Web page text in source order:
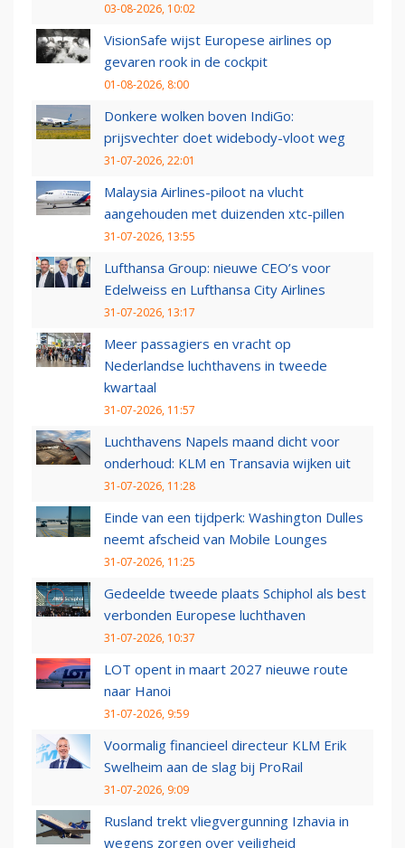
03-08-2026, 10:02
VisionSafe wijst Europese airlines op
gevaren rook in de cockpit
01-08-2026, 8:00
Donkere wolken boven IndiGo:
prijsvechter doet widebody-vloot weg
31-07-2026, 22:01
Malaysia Airlines-piloot na vlucht
aangehouden met duizenden xtc-pillen
31-07-2026, 13:55
Lufthansa Group: nieuwe CEO’s voor
Edelweiss en Lufthansa City Airlines
31-07-2026, 13:17
Meer passagiers en vracht op
Nederlandse luchthavens in tweede
kwartaal
31-07-2026, 11:57
Luchthavens Napels maand dicht voor
onderhoud: KLM en Transavia wijken uit
31-07-2026, 11:28
Einde van een tijdperk: Washington Dulles
neemt afscheid van Mobile Lounges
31-07-2026, 11:25
Gedeelde tweede plaats Schiphol als best
verbonden Europese luchthaven
31-07-2026, 10:37
LOT opent in maart 2027 nieuwe route
naar Hanoi
31-07-2026, 9:59
Voormalig financieel directeur KLM Erik
Swelheim aan de slag bij ProRail
31-07-2026, 9:09
Rusland trekt vliegvergunning Izhavia in
wegens zorgen over veiligheid